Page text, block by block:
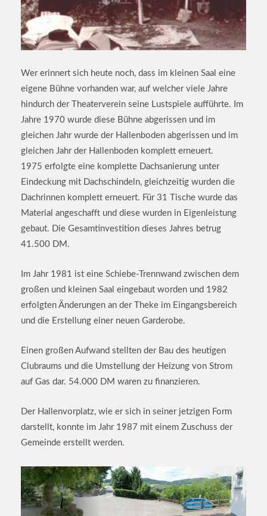
Wer erinnert sich heute noch, dass im kleinen Saal eine
eigene Bühne vorhanden war, auf welcher viele Jahre
hindurch der Theaterverein seine Lustspiele aufführte. Im
Jahre 1970 wurde diese Bühne abgerissen und im
gleichen Jahr wurde der Hallenboden abgerissen und im
gleichen Jahr der Hallenboden komplett erneuert.
1975 erfolgte eine komplette Dachsanierung unter
Eindeckung mit Dachschindeln, gleichzeitig wurden die
Dachrinnen komplett erneuert. Für 31 Tische wurde das
Material angeschafft und diese wurden in Eigenleistung
gebaut. Die Gesamtinvestition dieses Jahres betrug
41.500 DM.
Im Jahr 1981 ist eine Schiebe-Trennwand zwischen dem
großen und kleinen Saal eingebaut worden und 1982
erfolgten Änderungen an der Theke im Eingangsbereich
und die Erstellung einer neuen Garderobe.
Einen großen Aufwand stellten der Bau des heutigen
Clubraums und die Umstellung der Heizung von Strom
auf Gas dar. 54.000 DM waren zu finanzieren.
Der Hallenvorplatz, wie er sich in seiner jetzigen Form
darstellt, konnte im Jahr 1987 mit einem Zuschuss der
Gemeinde erstellt werden.